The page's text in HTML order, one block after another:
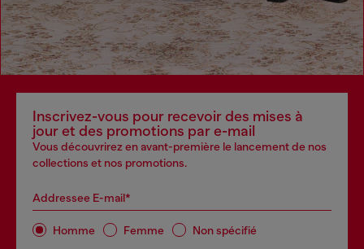
Inscrivez-vous pour recevoir des mises à
jour et des promotions par e-mail
Vous découvrirez en avant-première le lancement de nos
collections et nos promotions.
Addressee E-mail*
Homme Femme Non spécifié